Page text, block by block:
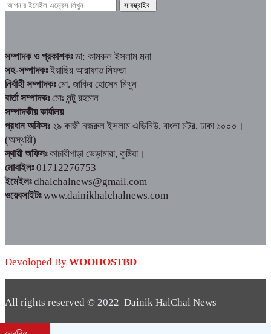
সম্পাদক ও প্রকাশকঃডা: কামরুল ইসলাম মনা
সহ-সম্পাদকঃইয়াছির আরাফাত মিফতা
নির্বাহী সম্পাদকঃমো. জাকির হোসেন মিথুন
বার্তা সম্পাদকঃমোঃ মন্টু রহমান
সম্পাদকীয় কার্যালয়
প্রধান অফিসঃ২৯ কাজী নজরুল ইসলাম এভিনিউ, বাংলা মটর, ঢাকা ১০০০।
(অস্থায়ী)
স্থায়ী অফিসঃকাচারীপাড়া ভেড়ামারা, কুষ্টিয়া।
মোবাইলঃ01712276753
ইমেইলঃdhalchalnews@gmail.com
ওয়েবসাইটঃwww.dainikhalchalnews.com
Devoloped By WOOHOSTBD
All rights reserved © 2022 Dainik HalChal News
Design ByWooHostBD